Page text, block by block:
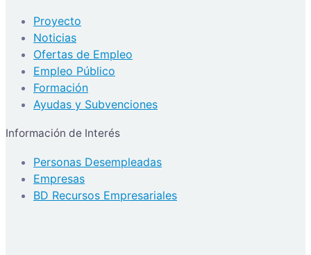
Proyecto
Noticias
Ofertas de Empleo
Empleo Público
Formación
Ayudas y Subvenciones
Información de Interés
Personas Desempleadas
Empresas
BD Recursos Empresariales